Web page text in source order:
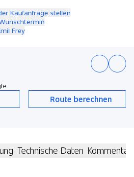
Kaufanfrage stellen
Frey
Route berechnen
Technische Daten Kommentar